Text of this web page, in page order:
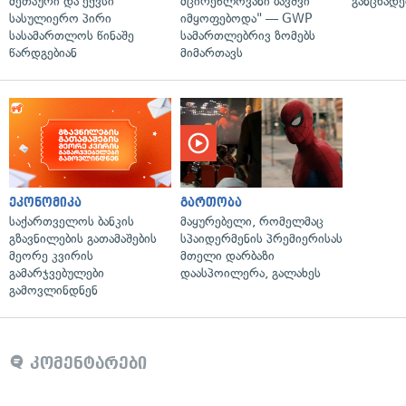
სასულიერო პირი
სასამართლოს წინაშე
წარდგებიან
იმყოფებოდა" — GWP
სამართლებრივ ზომებს
მიმართავს
ეკონომიკა
საქართველოს ბანკის
გზავნილების გათამაშების
მეორე კვირის
გამარჯვებულები
გამოვლინდნენ
გართობა
მაყურებელი, რომელმაც
სპაიდერმენის პრემიერისას
მთელი დარბაზი
დაასპოილერა, გალახეს
კომენტარები